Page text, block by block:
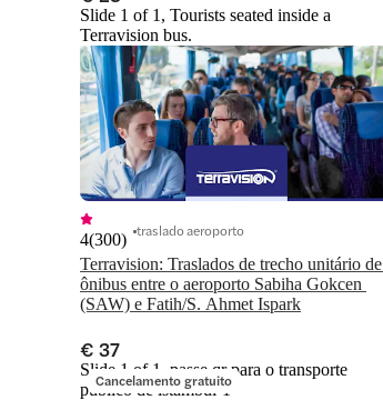
Slide 1 of 1, Tourists seated inside a
Terravision bus.
Terravision: Traslados de trecho unitário de
ônibus entre o aeroporto Sabiha Gokcen
4(300) traslado aeroporto
€ 37
Cancelamento gratuito
Slide 1 of 1, passe qr para o transporte
público de istambul-1